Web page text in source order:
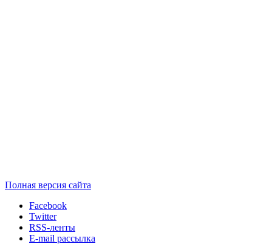
Полная версия сайта
Facebook
Twitter
RSS-ленты
E-mail рассылка